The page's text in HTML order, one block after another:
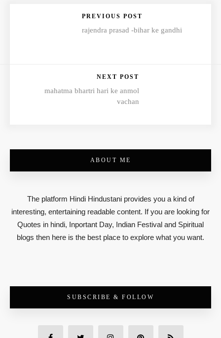
PREVIOUS POST
rajendra prasad -bihar ke gandhi
NEXT POST
mahatma bhartri hari ke anmol
vachan
ABOUT ME
The platform Hindi Hindustani provides you a kind of
interesting, entertaining readable content. If you are looking for
Quotes in hindi, Inportant Day, Indian Festival and Spiritual
blogs then here is the best place to explore what you want.
SUBSCRIBE & FOLLOW